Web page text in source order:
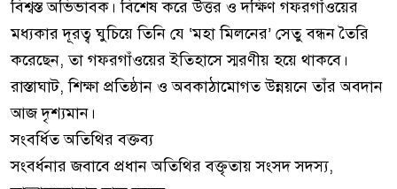
বিশ্বস্ত অভিভাবক। বিশেষ করে উত্তর ও দক্ষিণ গফরগাঁওয়ের
মধ্যকার দূরত্ব ঘুচিয়ে তিনি যে ‘মহা মিলনের’ সেতু বন্ধন তৈরি
করেছেন, তা গফরগাঁওয়ের ইতিহাসে স্মরণীয় হয়ে থাকবে।
রাস্তাঘাট, শিক্ষা প্রতিষ্ঠান ও অবকাঠামোগত উন্নয়নে তাঁর অবদান
আজ দৃশ্যমান।
​সংবর্ধিত অতিথির বক্তব্য
​সংবর্ধনার জবাবে প্রধান অতিথির বক্তৃতায় সংসদ সদস্য,